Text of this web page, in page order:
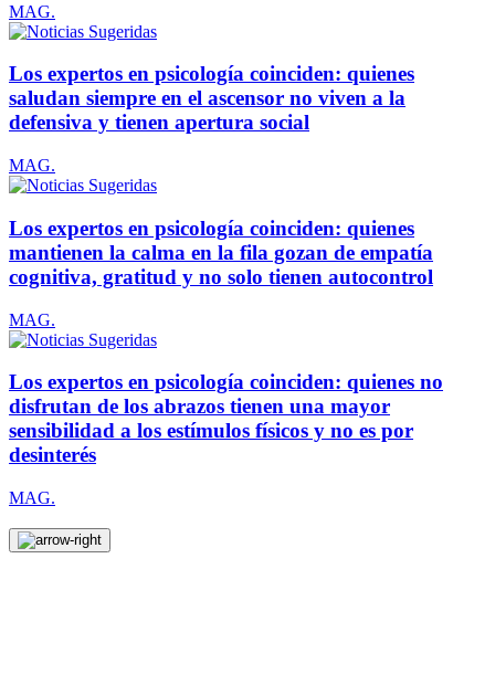
MAG.
Los expertos en psicología coinciden: quienes
saludan siempre en el ascensor no viven a la
defensiva y tienen apertura social
MAG.
Los expertos en psicología coinciden: quienes
mantienen la calma en la fila gozan de empatía
cognitiva, gratitud y no solo tienen autocontrol
MAG.
Los expertos en psicología coinciden: quienes no
disfrutan de los abrazos tienen una mayor
sensibilidad a los estímulos físicos y no es por
desinterés
MAG.